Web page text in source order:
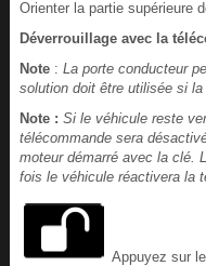
Orienter la partie supérieure
Déverrouillage avec la
Note: La porte conducteur
solution doit être utilisée si la
Note : Si le véhicule reste
télécommande sera
moteur démarré avec la clé.
fois le véhicule réactivera la
Appuyez sur